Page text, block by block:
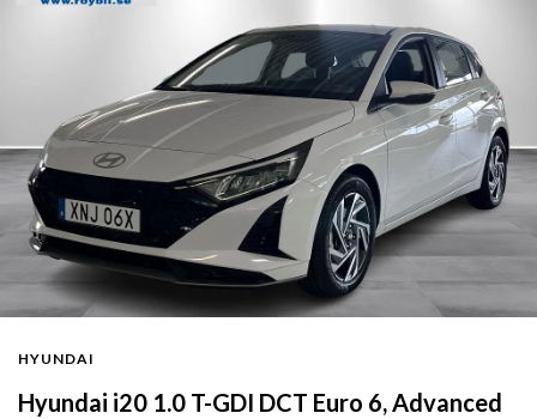
HYUNDAI
Hyundai i20 1.0 T-GDI DCT Euro 6, Advanced